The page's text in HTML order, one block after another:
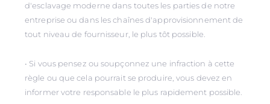
d'esclavage moderne dans toutes les parties de notre
entreprise ou dans les chaînes d'approvisionnement de
tout niveau de fournisseur, le plus tôt possible.
• Si vous pensez ou soupçonnez une infraction à cette
règle ou que cela pourrait se produire, vous devez en
informer votre responsable le plus rapidement possible.